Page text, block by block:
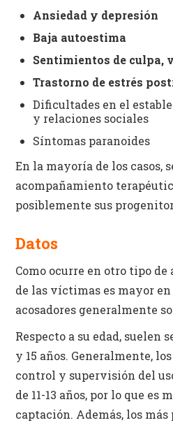
Ansiedad y depresión
Baja autoestima
Sentimientos de culpa,
Trastorno de estrés
Dificultades en el
y relaciones sociales
Síntomas paranoides
En la mayoría de los casos,
acompañamiento
posiblemente sus
Datos
Como ocurre en otro tipo de
de las víctimas es mayor
acosadores generalmente
Respecto a su edad, suelen
y 15 años. Generalmente,
control y supervisión del
de 11-13 años, por lo que es
captación. Además, los más